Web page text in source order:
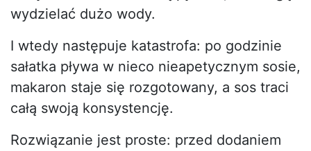
wydzielać dużo wody.
I wtedy następuje katastrofa: po godzinie
sałatka pływa w nieco nieapetycznym sosie,
makaron staje się rozgotowany, a sos traci
całą swoją konsystencję.
Rozwiązanie jest proste: przed dodaniem